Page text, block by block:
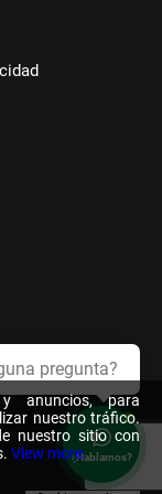
anuncios, para
nuestro tráfico.
nuestro sitio con
View more¿Hablamos?
pregunta?